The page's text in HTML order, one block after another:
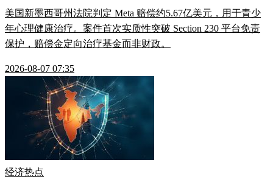
美国新墨西哥州法院判定 Meta 赔偿约5.67亿美元，用于青少
年心理健康治疗。案件首次实质性突破 Section 230 平台免责
保护，赔偿金定向治疗基金而非财政。
2026-08-07 07:35
经济热点